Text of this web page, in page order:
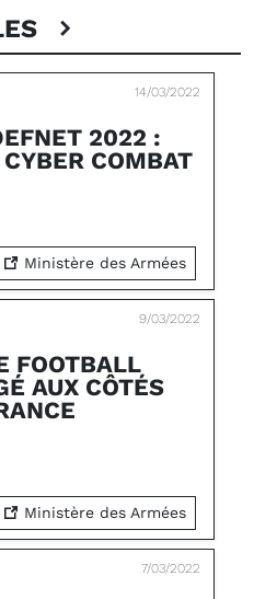
14/03/2022
2022 :
COMBAT
Ministère des Armées
9/03/2022
FOOTBALL
AUX CÔTÉS
Ministère des Armées
7/03/2022